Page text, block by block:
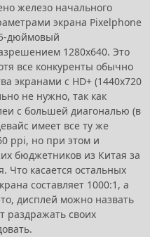
железо начального
экрана Pixelphone
дюймовый
1280х640. Это
все конкуренты обычно
экранами с HD+ (1440х720
не нужно, так как
с большей диагональю (в
имеет все ту же
ppi, но при этом и
бюджетников из Китая за
касается остальных
составляет 1000:1, а
дисплей можно назвать
раздражать своих